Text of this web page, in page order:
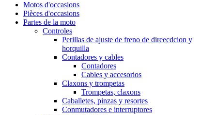
Motos d'occasions
Pièces d'occasions
Partes de la moto
Controles
Perillas de ajuste de freno de direecdcion y
horquilla
Contadores y cables
Contadores
Cables y accesorios
Claxons y trompetas
Trompetas, claxons
Caballetes, pinzas y resortes
Conmutadores e interruptores